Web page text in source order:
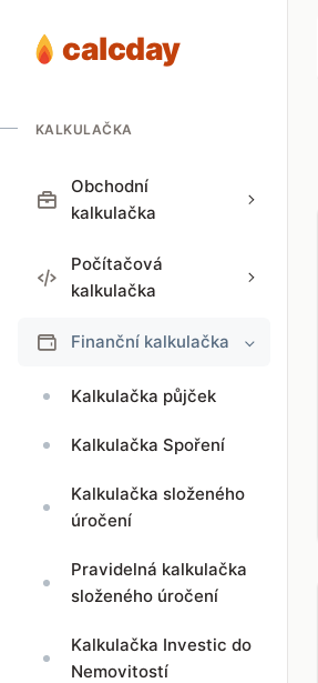
calcday
KALKULAČKA
Obchodní
kalkulačka
Počítačová
kalkulačka
Finanční kalkulačka
Kalkulačka půjček
Kalkulačka Spoření
Kalkulačka složeného
úročení
Pravidelná kalkulačka
složeného úročení
Kalkulačka Investic do
Nemovitostí